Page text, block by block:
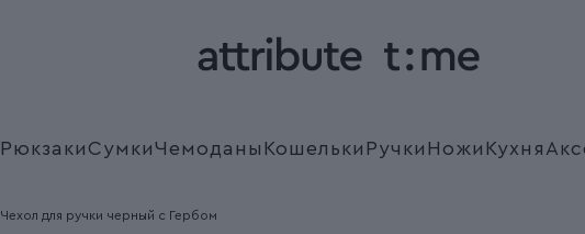
Рюкзаки СумкиЧемоданы Кошельки Ручки Ножи Кухня
Чехол для ручки черный с Гербом